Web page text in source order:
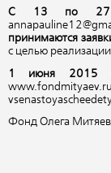
С 13 по 27
принимаются
с целью
1 июня 2015
Фонд Олега